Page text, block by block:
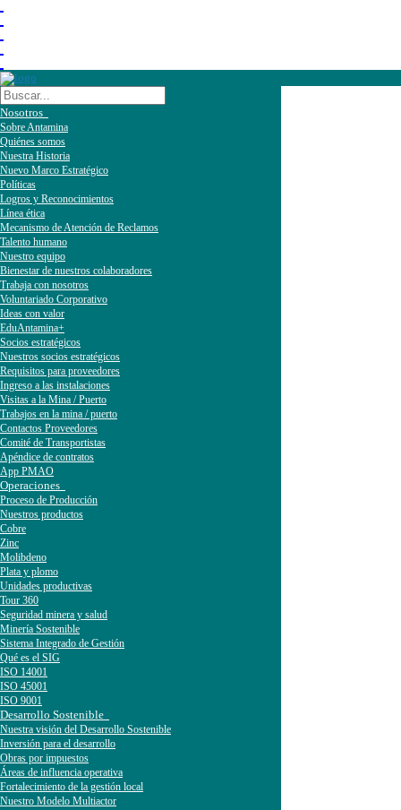
Nosotros
Sobre Antamina
Quiénes somos
Nuestra Historia
Nuevo Marco Estratégico
Políticas
Logros y Reconocimientos
Línea ética
Mecanismo de Atención de Reclamos
Talento humano
Nuestro equipo
Bienestar de nuestros colaboradores
Trabaja con nosotros
Voluntariado Corporativo
Ideas con valor
EduAntamina+
Socios estratégicos
Nuestros socios estratégicos
Requisitos para proveedores
Ingreso a las instalaciones
Visitas a la Mina / Puerto
Trabajos en la mina / puerto
Contactos Proveedores
Comité de Transportistas
Apéndice de contratos
App PMAO
Operaciones
Proceso de Producción
Nuestros productos
Cobre
Zinc
Molibdeno
Plata y plomo
Unidades productivas
Tour 360
Seguridad minera y salud
Minería Sostenible
Sistema Integrado de Gestión
Qué es el SIG
ISO 14001
ISO 45001
ISO 9001
Desarrollo Sostenible
Nuestra visión del Desarrollo Sostenible
Inversión para el desarrollo
Obras por impuestos
Áreas de influencia operativa
Fortalecimiento de la gestión local
Nuestro Modelo Multiactor